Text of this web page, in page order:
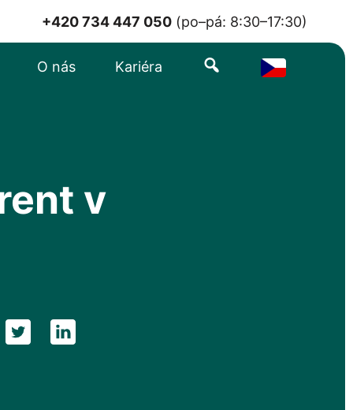
+420 734 447 050 (po–pá: 8:30–17:30)
O nás Kariéra Search
v